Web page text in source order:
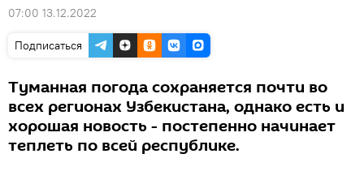
07:00 13.12.2022
Подписаться
Туманная погода сохраняется почти во
всех регионах Узбекистана, однако есть и
хорошая новость - постепенно начинает
теплеть по всей республике.